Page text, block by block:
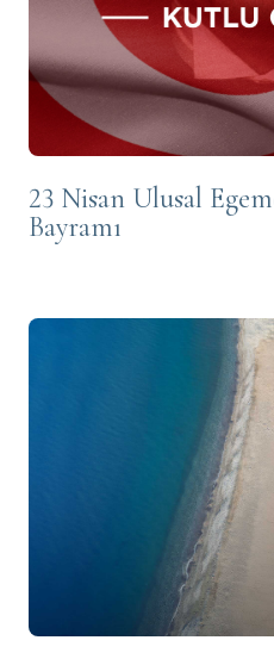
23 Nisan Ulusal
Bayramı